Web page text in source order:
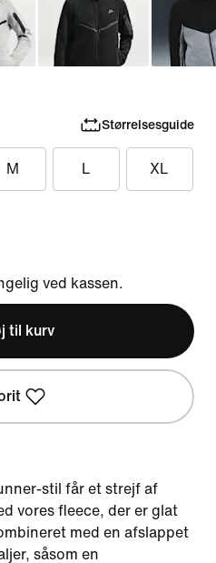
Størrelsesguide
M L XL
ved kassen.
til kurv
stil får et strejf af
vores fleece, der er glat
med en afslappet
såsom en